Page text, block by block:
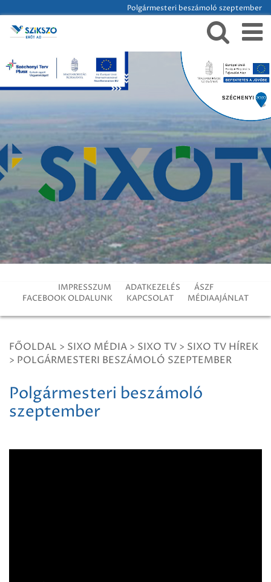
Polgármesteri beszámoló szeptember
IMPRESSZUM ADATKEZELÉS
ÁSZF
FACEBOOK OLDALUNK
KAPCSOLAT MÉDIAAJÁNLAT
FŐOLDAL > SIXO MÉDIA > SIXO TV > SIXO TV HÍREK
> POLGÁRMESTERI BESZÁMOLÓ SZEPTEMBER
Polgármesteri beszámoló
szeptember